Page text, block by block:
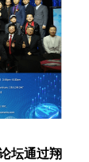
坛通过翔